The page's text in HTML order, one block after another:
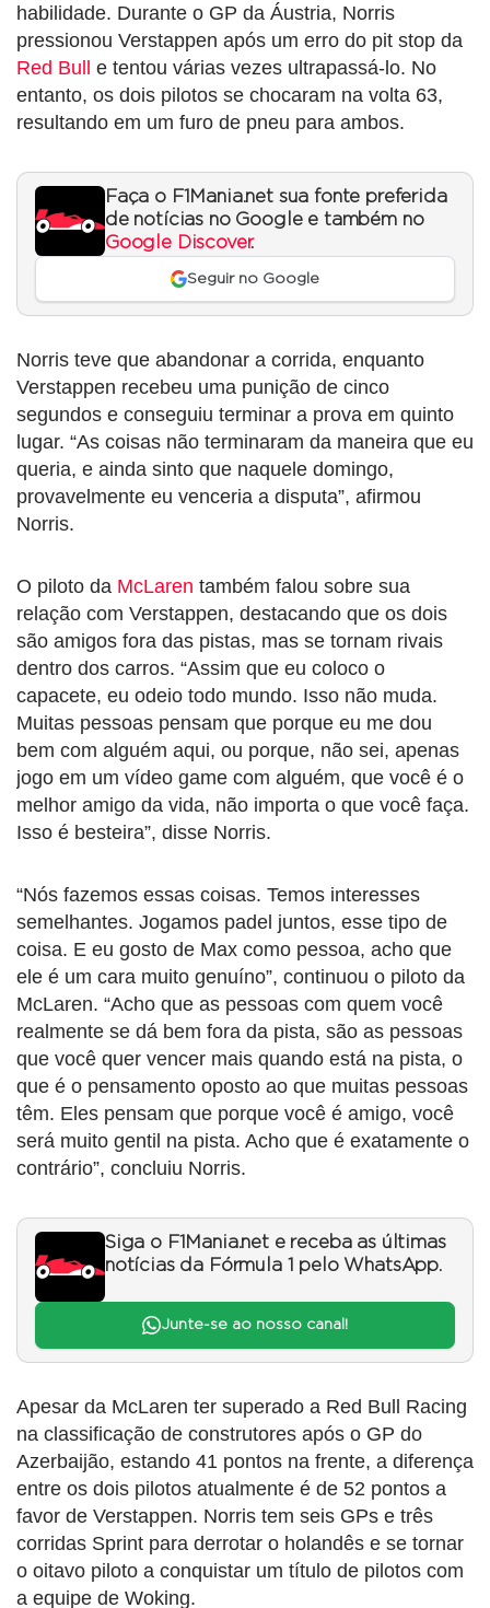
habilidade. Durante o GP da Áustria, Norris
pressionou Verstappen após um erro do pit stop da
Red Bull e tentou várias vezes ultrapassá-lo. No
entanto, os dois pilotos se chocaram na volta 63,
resultando em um furo de pneu para ambos.
Faça o F1Mania.net sua fonte preferida
de notícias no Google e também no
Google Discover.
Seguir no Google
Norris teve que abandonar a corrida, enquanto
Verstappen recebeu uma punição de cinco
segundos e conseguiu terminar a prova em quinto
lugar. “As coisas não terminaram da maneira que eu
queria, e ainda sinto que naquele domingo,
provavelmente eu venceria a disputa”, afirmou
Norris.
O piloto da McLaren também falou sobre sua
relação com Verstappen, destacando que os dois
são amigos fora das pistas, mas se tornam rivais
dentro dos carros. “Assim que eu coloco o
capacete, eu odeio todo mundo. Isso não muda.
Muitas pessoas pensam que porque eu me dou
bem com alguém aqui, ou porque, não sei, apenas
jogo em um vídeo game com alguém, que você é o
melhor amigo da vida, não importa o que você faça.
Isso é besteira”, disse Norris.
“Nós fazemos essas coisas. Temos interesses
semelhantes. Jogamos padel juntos, esse tipo de
coisa. E eu gosto de Max como pessoa, acho que
ele é um cara muito genuíno”, continuou o piloto da
McLaren. “Acho que as pessoas com quem você
realmente se dá bem fora da pista, são as pessoas
que você quer vencer mais quando está na pista, o
que é o pensamento oposto ao que muitas pessoas
têm. Eles pensam que porque você é amigo, você
será muito gentil na pista. Acho que é exatamente o
contrário”, concluiu Norris.
Siga o F1Mania.net e receba as últimas
notícias da Fórmula 1 pelo WhatsApp.
Junte-se ao nosso canal!
Apesar da McLaren ter superado a Red Bull Racing
na classificação de construtores após o GP do
Azerbaijão, estando 41 pontos na frente, a diferença
entre os dois pilotos atualmente é de 52 pontos a
favor de Verstappen. Norris tem seis GPs e três
corridas Sprint para derrotar o holandês e se tornar
o oitavo piloto a conquistar um título de pilotos com
a equipe de Woking.